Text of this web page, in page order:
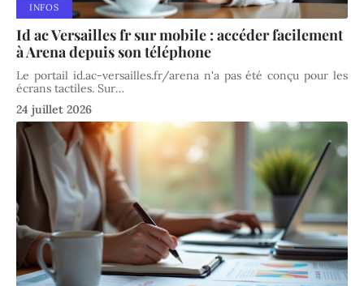
INFOS
Id ac Versailles fr sur mobile : accéder facilement
à Arena depuis son téléphone
Le portail id.ac-versailles.fr/arena n'a pas été conçu pour les
écrans tactiles. Sur…
24 juillet 2026